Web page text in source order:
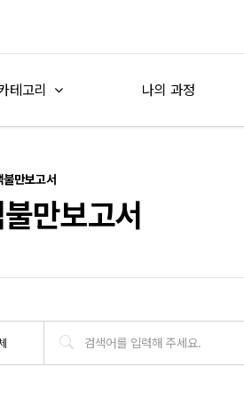
테고리 나의 과정
불만보고서
만보고서